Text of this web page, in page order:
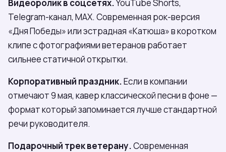
Видеоролик в соцсетях.YouTube Shorts,
Telegram-канал, MAX. Современная рок-версия
«Дня Победы» или эстрадная «Катюша» в коротком
клипе с фотографиями ветеранов работает
сильнее статичной открытки.
Корпоративный праздник.Если в компании
отмечают 9 мая, кавер классической песни в фоне —
формат который запоминается лучше стандартной
речи руководителя.
Подарочный трек ветерану.Современная